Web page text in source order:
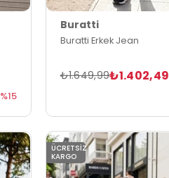
%15
Buratti
Buratti Erkek Jean
₺1.402,49
₺1.649,99
ÜCRETSIZ
KARGO